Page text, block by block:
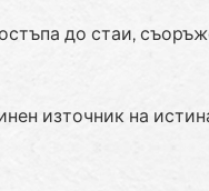
до стаи,
източник на